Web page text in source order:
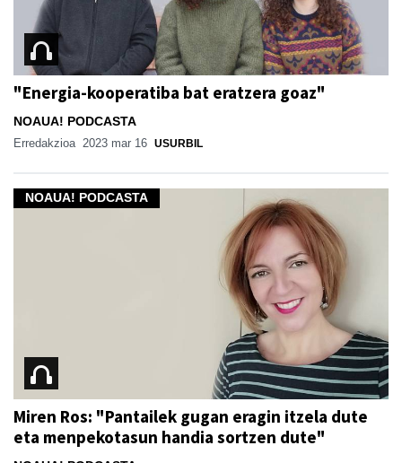
"Energia-kooperatiba bat eratzera goaz"
NOAUA! PODCASTA
Erredakzioa 2023 mar 16 USURBIL
NOAUA! PODCASTA
Miren Ros: "Pantailek gugan eragin itzela dute
eta menpekotasun handia sortzen dute"